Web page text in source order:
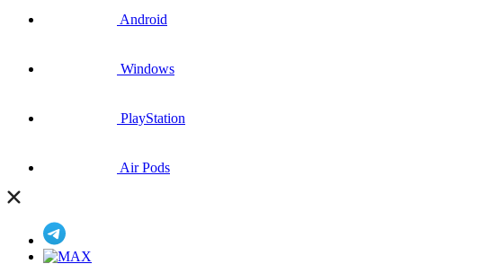
Android
Windows
PlayStation
Air Pods